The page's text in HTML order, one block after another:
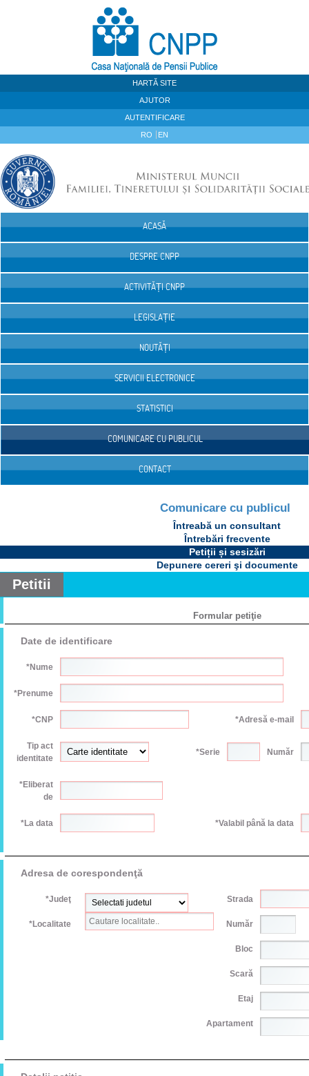
HARTĂ SITE
AJUTOR
AUTENTIFICARE
RO EN
ACASĂ
DESPRE CNPP
ACTIVITĂȚI CNPP
LEGISLAȚIE
NOUTĂȚI
SERVICII ELECTRONICE
STATISTICI
COMUNICARE CU PUBLICUL
CONTACT
Comunicare cu publicul
Întreabă un consultant
Întrebări frecvente
Petiții și sesizări
Depunere cereri şi documente
Petitii
Formular petiţie
Date de identificare
*Nume
*Prenume
*CNP *Adresă e-mail
Tip act
identitate
*Serie Număr
*Eliberat
de
*La data *Valabil până la data
Adresa de corespondenţă
*Judeţ
*Localitate
Strada
Număr
Bloc
Scară
Etaj
Apartament